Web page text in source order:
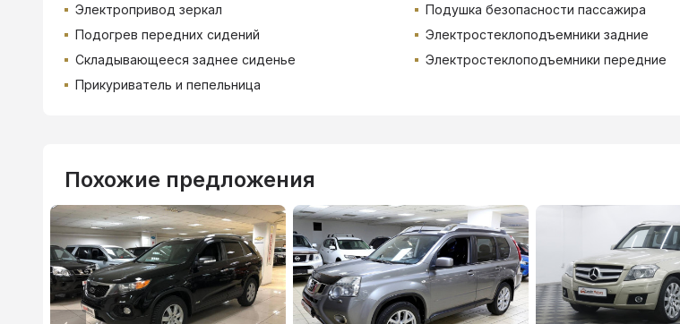
Электропривод зеркал
Подушка безопасности пассажира
Подогрев передних сидений
Электростеклоподъемники задние
Складывающееся заднее сиденье
Электростеклоподъемники передние
Прикуриватель и пепельница
Похожие предложения
ВТБ ТИНЬКОФФ